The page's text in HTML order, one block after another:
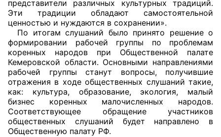
представители различных культурных традиций.
Эти традиции обладают самостоятельной
ценностью и нуждаются в сохранении».
По итогам слушаний было принято решение о
формировании рабочей группы по проблемам
коренных народов при Общественной палате
Кемеровской области. Основными направлениями
рабочей группы станут вопросы, получившие
отражения в ходе общественных слушаний такие,
как: культура, образование, экология, малый
бизнес коренных малочисленных народов.
Соответствующее обращение участников
общественных слушаний будет направлено в
Общественную палату РФ.